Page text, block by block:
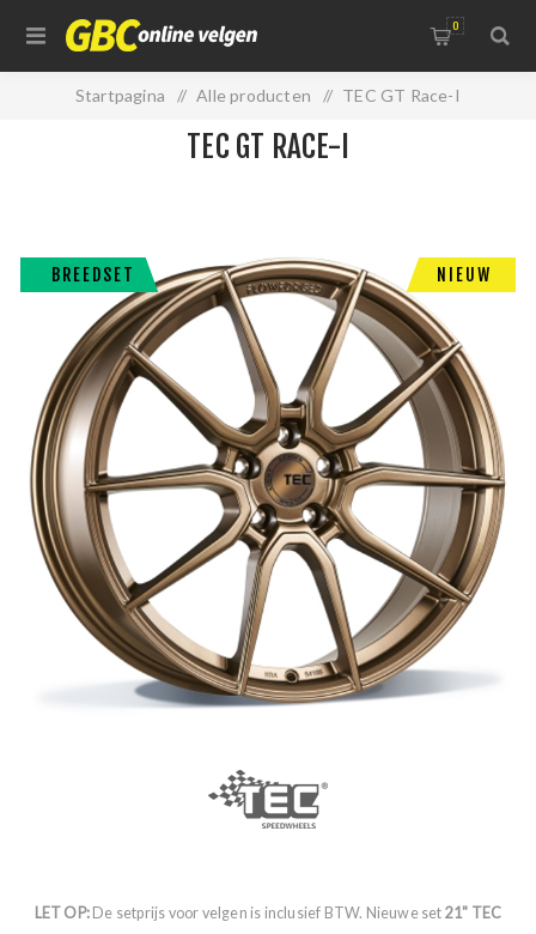
0
Startpagina / Alle producten / TEC GT Race-I
BREEDSET NIEUW
TEC GT RACE-I
LET OP: De setprijs voor velgen is inclusief BTW. Nieuwe set 21" TEC